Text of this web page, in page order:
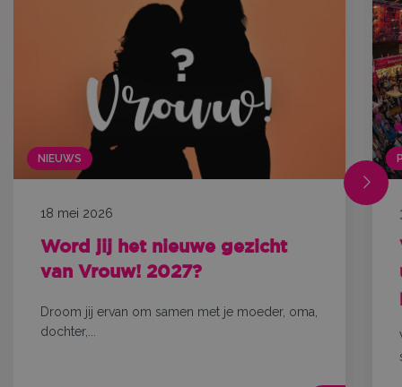
NIEUWS
18 mei 2026
Word jij het nieuwe gezicht
van Vrouw! 2027?
Droom jij ervan om samen met je moeder, oma,
dochter,...